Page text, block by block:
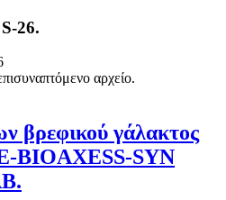
26.
αρχείο.
βρεφικού γάλακτος
BIOAXESS-SYN